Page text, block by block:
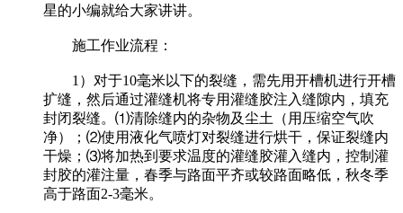
星的小编就给大家讲讲。
施工作业流程：
1）对于10毫米以下的裂缝，需先用开槽机进行开槽
扩缝，然后通过灌缝机将专用灌缝胶注入缝隙内，填充
封闭裂缝。⑴清除缝内的杂物及尘土（用压缩空气吹
净）；⑵使用液化气喷灯对裂缝进行烘干，保证裂缝内
干燥；⑶将加热到要求温度的灌缝胶灌入缝内，控制灌
封胶的灌注量，春季与路面平齐或较路面略低，秋冬季
高于路面2-3毫米。